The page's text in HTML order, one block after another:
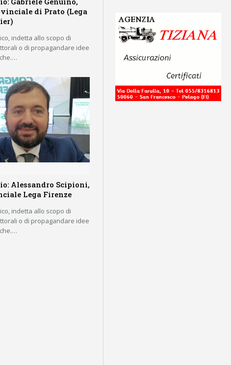
di Prato (Lega
indetta allo scopo di
o di propagandare idee
Alessandro Scipioni,
Lega Firenze
indetta allo scopo di
o di propagandare idee